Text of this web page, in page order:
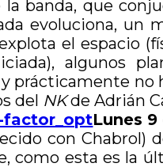
banda, que
evoluciona, un
el espacio
algunos
prácticamente no
del NKde Adrián
Lunes
con Chabrol)
como esta es la